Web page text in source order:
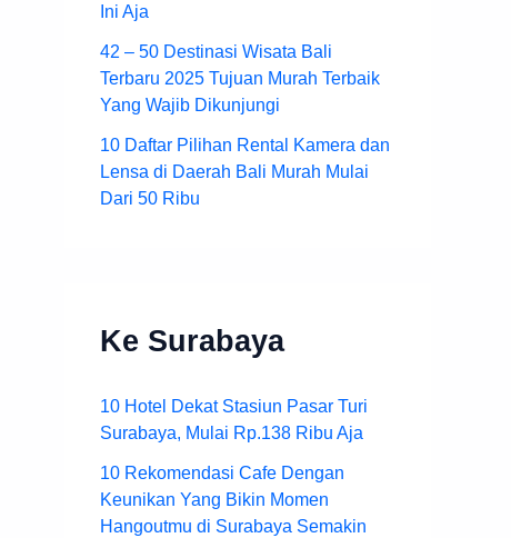
Ini Aja
42 – 50 Destinasi Wisata Bali
Terbaru 2025 Tujuan Murah Terbaik
Yang Wajib Dikunjungi
10 Daftar Pilihan Rental Kamera dan
Lensa di Daerah Bali Murah Mulai
Dari 50 Ribu
Ke Surabaya
10 Hotel Dekat Stasiun Pasar Turi
Surabaya, Mulai Rp.138 Ribu Aja
10 Rekomendasi Cafe Dengan
Keunikan Yang Bikin Momen
Hangoutmu di Surabaya Semakin